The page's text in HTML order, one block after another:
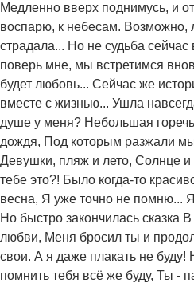
Медленно вверх поднимусь, и
воспарю, к небесам. Возможно,
страдала... Но не судьба сейчас
поверь мне, мы встретимся
будет любовь... Сейчас же
вместе с жизнью... Ушла
душе у меня? Небольшая
дождя, Под которым разжали
Девушки, пляж и лето, Солнце и
тебе это?! Было когда-то
весна, Я уже точно не помню...
Но быстро закончилась сказка
любви, Меня бросил ты и
свои. А я даже плакать не
помнить тебя всё же буду, Ты -